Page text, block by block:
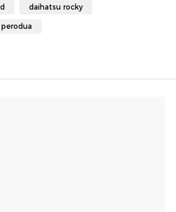
daihatsu rocky
perodua